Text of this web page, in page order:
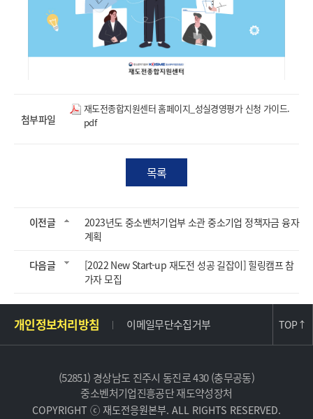
첨부파일
재도전종합지원센터 홈페이지_성실경영평가 신청 가이드.
pdf
목록
이전글
2023년도 중소벤처기업부 소관 중소기업 정책자금 융자
계획
다음글
[2022 New Start-up 재도전 성공 길잡이] 힐링캠프 참
가자 모집
및
개인정보처리방침 이메일무단수집거부 TOP ↑
(52851) 경상남도 진주시 동진로 430 (충무공동)
중소벤처기업진흥공단 재도약성장처
COPYRIGHT ⓒ 재도전응원본부. ALL RIGHTS RESERVED.